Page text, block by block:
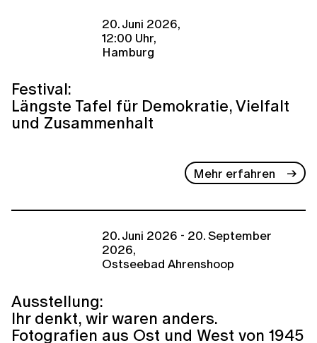
20. Juni 2026,
12:00 Uhr,
Hamburg
Festival:
Längste Tafel für Demokratie, Vielfalt
und Zusammenhalt
Mehr erfahren
20. Juni 2026 - 20. September
2026,
Ostseebad Ahrenshoop
Ausstellung:
Ihr denkt, wir waren anders.
Fotografien aus Ost und West von 1945